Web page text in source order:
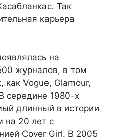
Так
карьера
на
журналов, в том
как Vogue, Glamour,
середине 1980-х
длинный в истории
на 20 лет с
Cover Girl. В 2005